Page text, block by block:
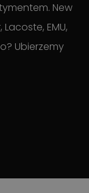
New
EMU,
Ubierzemy